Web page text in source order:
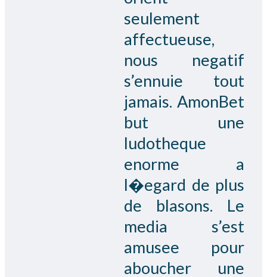
seulement
affectueuse,
nous negatif
s’ennuie tout
jamais. AmonBet
but une
ludotheque
enorme a
l�egard de plus
de blasons. Le
media s’est
amusee pour
aboucher une